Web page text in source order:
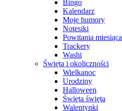
Bingo
Kalendarz
Moje humory
Notesiki
Powitania miesiąca
Trackery
Washi
Święta i okoliczności
Wielkanoc
Urodziny
Halloween
Święta święta
Walentynki